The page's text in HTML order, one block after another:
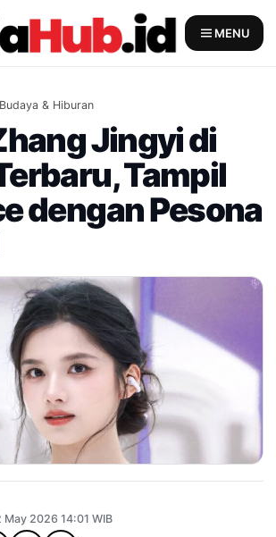
MENU
Budaya & Hiburan
Jingyi di
Tampil
dengan Pesona
2026 14:01 WIB